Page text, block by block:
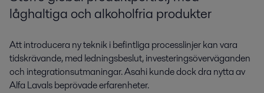
låghaltiga och alkoholfria produkter
Att introducera ny teknik i befintliga processlinjer kan vara
tidskrävande, med ledningsbeslut, investeringsöverväganden
och integrationsutmaningar. Asahi kunde dock dra nytta av
Alfa Lavals beprövade erfarenheter.